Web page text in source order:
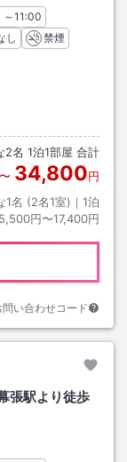
チェックアウト
～11:00
し
禁煙
2名 1泊1部屋 合計
〜 34,800円
1名 (2名1室)｜ 1泊
5,500円〜17,400円
問い合わせコード
張駅より徒歩